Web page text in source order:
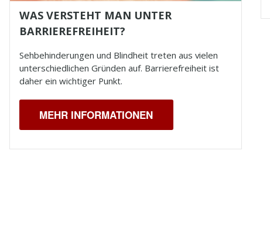
WAS VERSTEHT MAN UNTER
BARRIEREFREIHEIT?
Sehbehinderungen und Blindheittreten aus vielen
unterschiedlichen Gründen auf. Barrierefreiheit ist
daher ein wichtiger Punkt.
MEHR INFORMATIONEN